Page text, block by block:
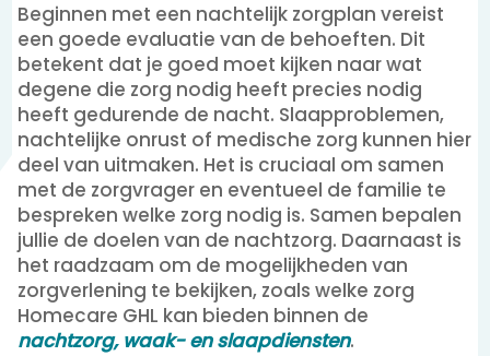
Beginnen met een nachtelijk zorgplan vereist
een goede evaluatie van de behoeften. Dit
betekent dat je goed moet kijken naar wat
degene die zorg nodig heeft precies nodig
heeft gedurende de nacht. Slaapproblemen,
nachtelijke onrust of medische zorg kunnen hier
deel van uitmaken. Het is cruciaal om samen
met de zorgvrager en eventueel de familie te
bespreken welke zorg nodig is. Samen bepalen
jullie de doelen van de nachtzorg. Daarnaast is
het raadzaam om de mogelijkheden van
zorgverlening te bekijken, zoals welke zorg
Homecare GHL kan bieden binnen de
nachtzorg, waak- en slaapdiensten.